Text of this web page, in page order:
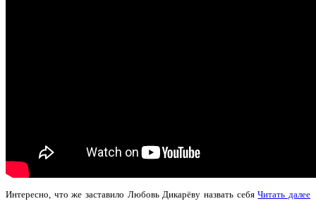
Интересно, что же заставило Любовь Дикарёву назвать себяЧитать далее